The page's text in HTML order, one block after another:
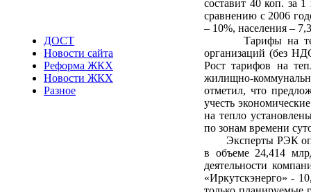
ДОСТ
Новости сайта
Реформа ЖКХ
Новости ЖКХ
Разное
составит 40 коп. за
сравнению с 2006
– 10%, населения –
Тарифы на
организаций (без
Рост тарифов на
жилищно-
отметил, что
учесть
на тепло
по зонам времени
Эксперты РЭК
в объеме 24,414
деятельности
«Иркутскэнерго» -